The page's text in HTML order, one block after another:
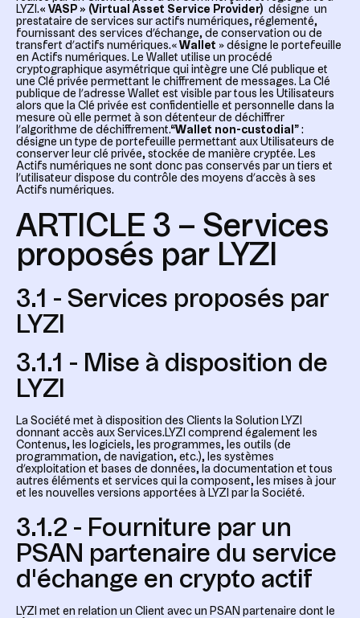
LYZI.« VASP » (Virtual Asset Service Provider) désigne un
prestataire de services sur actifs numériques, réglementé,
fournissant des services d’échange, de conservation ou de
transfert d’actifs numériques.« Wallet » désigne le portefeuille
en Actifs numériques. Le Wallet utilise un procédé
cryptographique asymétrique qui intègre une Clé publique et
une Clé privée permettant le chiffrement de messages. La Clé
publique de l’adresse Wallet est visible par tous les Utilisateurs
alors que la Clé privée est confidentielle et personnelle dans la
mesure où elle permet à son détenteur de déchiffrer
l’algorithme de déchiffrement.“Wallet non-custodial ” :
désigne un type de portefeuille permettant aux Utilisateurs de
conserver leur clé privée, stockée de manière cryptée. Les
Actifs numériques ne sont donc pas conservés par un tiers et
l’utilisateur dispose du contrôle des moyens d’accès à ses
Actifs numériques.
ARTICLE 3 – Services
proposés par LYZI
3.1 - Services proposés par
LYZI
3.1.1 - Mise à disposition de
LYZI
La Société met à disposition des Clients la Solution LYZI
donnant accès aux Services.LYZI comprend également les
Contenus, les logiciels, les programmes, les outils (de
programmation, de navigation, etc.), les systèmes
d’exploitation et bases de données, la documentation et tous
autres éléments et services qui la composent, les mises à jour
et les nouvelles versions apportées à LYZI par la Société.
3.1.2 - Fourniture par un
PSAN partenaire du service
d'échange en crypto actif
LYZI met en relation un Client avec un PSAN partenaire dont le